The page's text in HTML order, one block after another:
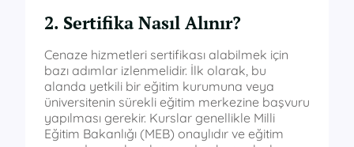
2. Sertifika Nasıl Alınır?
Cenaze hizmetleri sertifikası alabilmek için
bazı adımlar izlenmelidir. İlk olarak, bu
alanda yetkili bir eğitim kurumuna veya
üniversitenin sürekli eğitim merkezine başvuru
yapılması gerekir. Kurslar genellikle Milli
Eğitim Bakanlığı (MEB) onaylıdır ve eğitim